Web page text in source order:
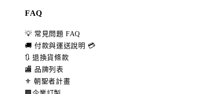
FAQ
💡 常見問題 FAQ
🚚 付款與運送說明 💳
🔃 退換貨條款
🏬 品牌列表
⚜️ 朝聖者計畫